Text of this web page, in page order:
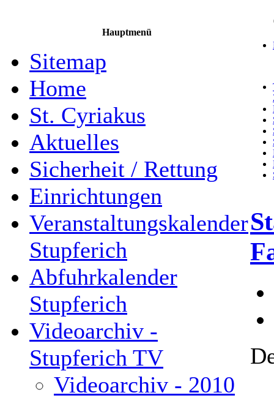
Hauptmenü
Sitemap
Home
St. Cyriakus
Aktuelles
Sicherheit / Rettung
Einrichtungen
Veranstaltungskalender
Stupferich
Abfuhrkalender
Stupferich
Videoarchiv -
Stupferich TV
Videoarchiv - 2010